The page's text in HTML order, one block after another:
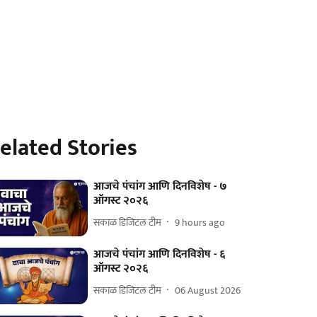
Stories
आजचे पंचांग आणि दिनविशेष - ७
ऑगस्ट २०२६
सकाळ डिजिटल टीम 9 hours ago
आजचे पंचांग आणि दिनविशेष - ६
ऑगस्ट २०२६
सकाळ डिजिटल टीम 06 August 2026